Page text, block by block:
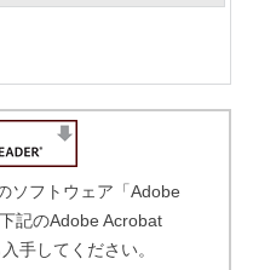
ソフトウェア「Adobe
記のAdobe Acrobat
手してください。